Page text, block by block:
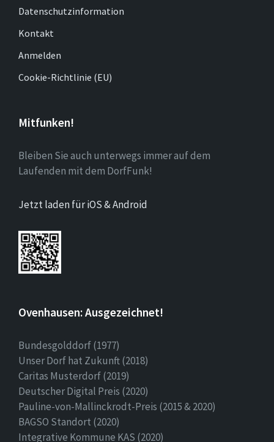
Datenschutzinformation
Kontakt
Anmelden
Cookie-Richtlinie (EU)
Mitfunken!
Bleiben Sie auch unterwegs immer auf dem
Laufenden mit dem DorfFunk!
Jetzt laden für iOS & Android
Ovenhausen: Ausgezeichnet!
Bundesgolddorf (1977)
Unser Dorf hat Zukunft (2018)
Caritas Musterdorf (2019)
Deutscher Digital Preis (2020)
Pauline-von-Mallinckrodt-Preis (2015 & 2020)
BAGSO Standort (2020)
Integrative Kommune KAS (2020)